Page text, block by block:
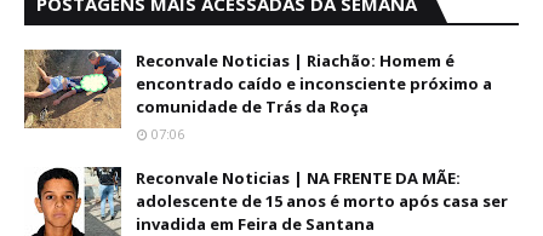
Reconvale Noticias | Riachão: Homem é
encontrado caído e inconsciente próximo a
comunidade de Trás da Roça
07:06
Reconvale Noticias | NA FRENTE DA MÃE:
adolescente de 15 anos é morto após casa ser
invadida em Feira de Santana